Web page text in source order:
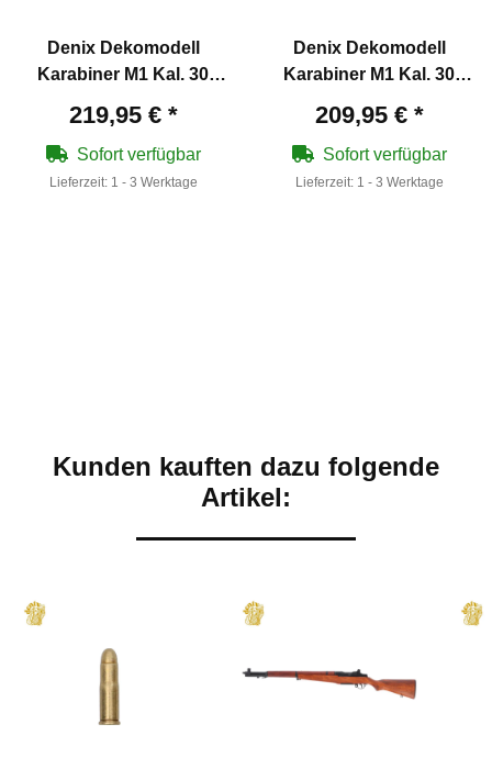
Denix Dekomodell
Karabiner M1 Kal. 30
219,95 € *
Sofort verfügbar
Lieferzeit: 1 - 3 Werktage
Denix Dekomodell
Karabiner M1 Kal. 30
209,95 € *
Sofort verfügbar
Lieferzeit: 1 - 3 Werktage
Kunden kauften dazu folgende
Artikel: